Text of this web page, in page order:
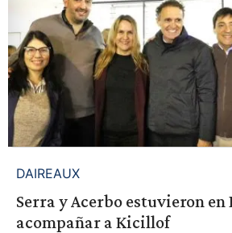
DAIREAUX
Serra y Acerbo estuvieron
acompañar a Kicillof